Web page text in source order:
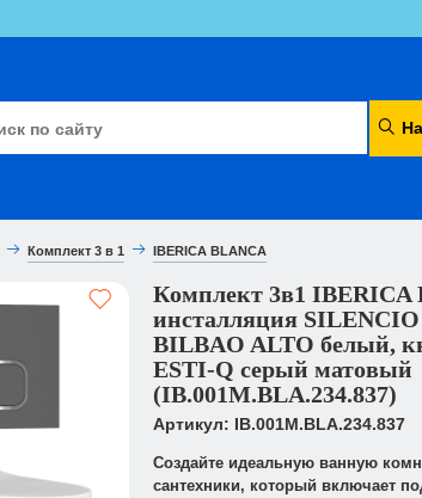
Комплект 3 в 1 IBERICA BLANCA
Комплект 3в1 IBERICA
инсталляция
BILBAO ALTO белый,
ESTI-Q серый матовый
(IB.001M.BLA.234.837)
Артикул: IB.001M.BLA.234.837
Создайте идеальную ванную
сантехники, который включает